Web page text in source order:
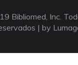
Bibliomed, Inc.
| by